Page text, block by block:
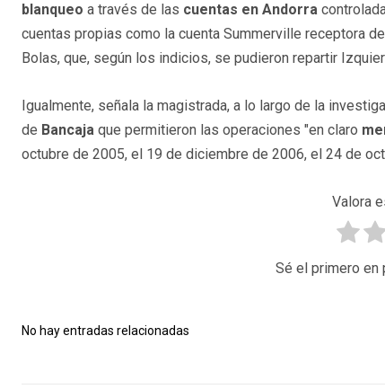
blanqueo a través de las cuentas en Andorra
cuentas propias como la cuenta Summerville receptora
Bolas, que, según los indicios, se pudieron repartir
Igualmente, señala la magistrada, a lo largo de la
de Bancaja que permitieron las operaciones "en claro
octubre de 2005, el 19 de diciembre de 2006, el 24 de
Valora
Sé el primero en
No hay entradas relacionadas